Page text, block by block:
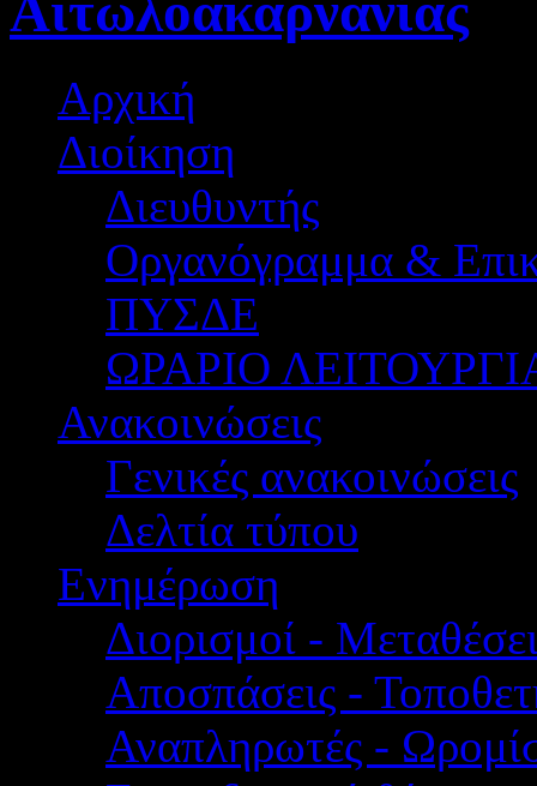
Αρχική
Διοίκηση
Διευθυντής
Οργανόγραμμα &
ΠΥΣΔΕ
ΩΡΑΡΙΟ
Ανακοινώσεις
Γενικές ανακοινώσεις
Δελτία τύπου
Ενημέρωση
Διορισμοί -
Αποσπάσεις -
Αναπληρωτές -